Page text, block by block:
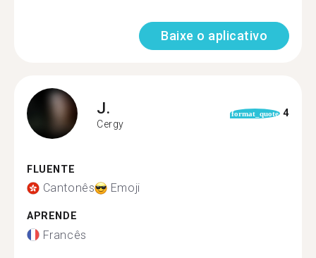
Baixe o aplicativo
J.
Cergy
format_quote 4
FLUENTE
Cantonês Emoji
APRENDE
Francês